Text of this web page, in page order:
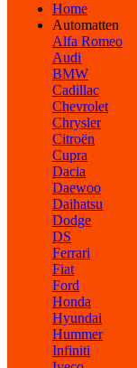
Home
Automatten
Alfa Romeo
Audi
BMW
Cadillac
Chevrolet
Chrysler
Citroën
Cupra
Dacia
Daewoo
Daihatsu
Dodge
DS
Ferrari
Fiat
Ford
Honda
Hyundai
Hummer
Infiniti